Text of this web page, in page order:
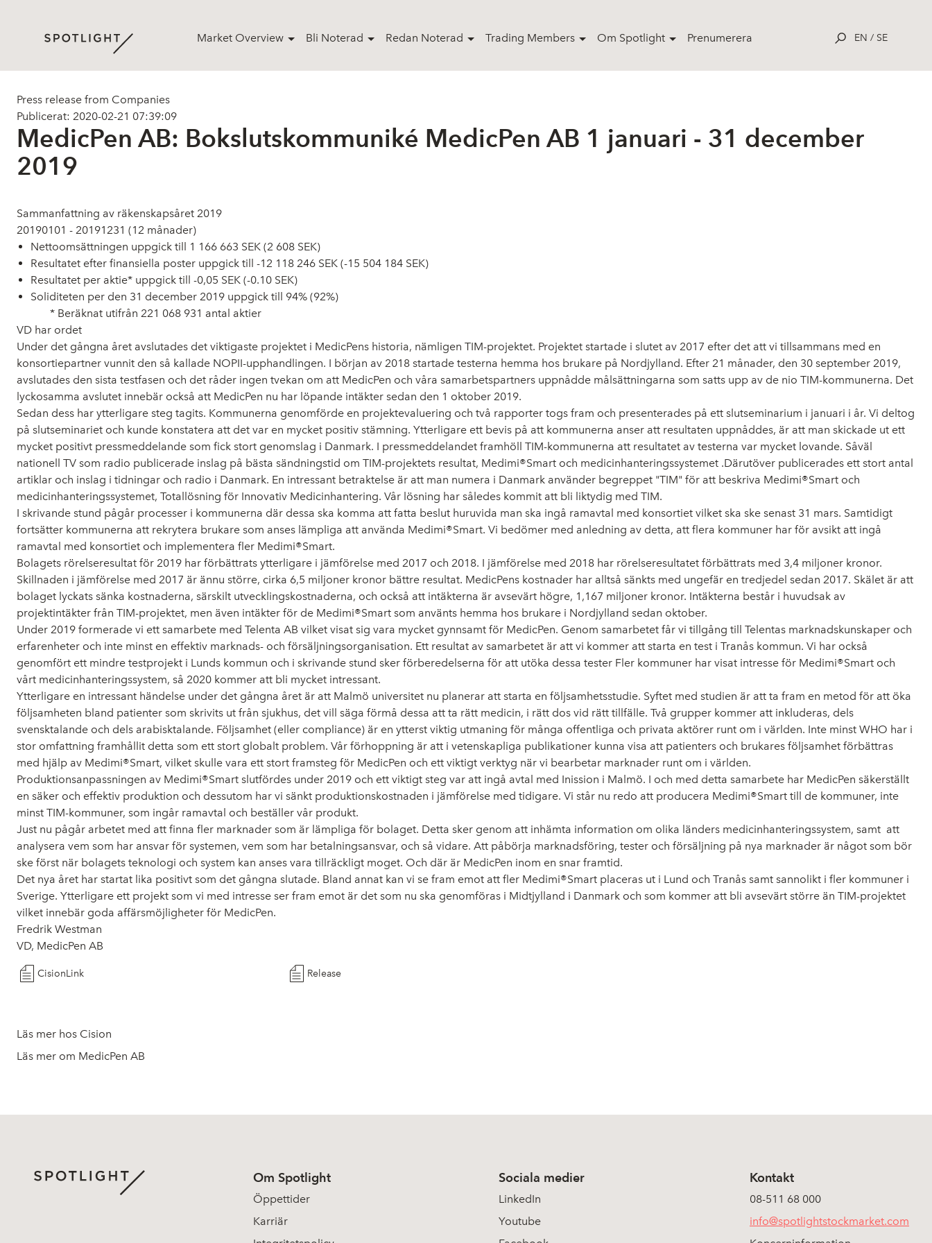
Market Overview Bli Noterad Redan Noterad Trading Members Om Spotlight Prenumerera EN / SE
Press release from Companies
Publicerat: 2020-02-21 07:39:09
MedicPen AB: Bokslutskommuniké MedicPen AB 1 januari - 31 december
2019
Sammanfattning av räkenskapsåret 2019
2019­01­01 - 2019­12­31 (12 månader)
Nettoomsättningen uppgick till 1 166 663 SEK (2 608 SEK)
Resultatet efter finansiella poster uppgick till -12 118 246 SEK (-15 504 184 SEK)
Resultatet per aktie* uppgick till -0,05 SEK (-0.10 SEK)
Soliditeten per den 31 december 2019 uppgick till 94% (92%)
* Beräknat utifrån 221 068 931 antal aktier
VD har ordet
Under det gångna året avslutades det viktigaste projektet i MedicPens historia, nämligen TIM-projektet. Projektet startade i slutet av 2017 efter det att vi tillsammans med en
konsortiepartner vunnit den så kallade NOPII-upphandlingen. I början av 2018 startade testerna hemma hos brukare på Nordjylland. Efter 21 månader, den 30 september 2019,
avslutades den sista testfasen och det råder ingen tvekan om att MedicPen och våra samarbetspartners uppnådde målsättningarna som satts upp av de nio TIM-kommunerna. Det
lyckosamma avslutet innebär också att MedicPen nu har löpande intäkter sedan den 1 oktober 2019.
Sedan dess har ytterligare steg tagits. Kommunerna genomförde en projektevaluering och två rapporter togs fram och presenterades på ett slutseminarium i januari i år. Vi deltog
på slutseminariet och kunde konstatera att det var en mycket positiv stämning. Ytterligare ett bevis på att kommunerna anser att resultaten uppnåddes, är att man skickade ut ett
mycket positivt pressmeddelande som fick stort genomslag i Danmark. I pressmeddelandet framhöll TIM-kommunerna att resultatet av testerna var mycket lovande. Såväl
nationell TV som radio publicerade inslag på bästa sändningstid om TIM-projektets resultat, Medimi®Smart och medicinhanteringssystemet .Därutöver publicerades ett stort antal
artiklar och inslag i tidningar och radio i Danmark. En intressant betraktelse är att man numera i Danmark använder begreppet "TIM" för att beskriva Medimi®Smart och
medicinhanteringssystemet, Totallösning för Innovativ Medicinhantering. Vår lösning har således kommit att bli liktydig med TIM.
I skrivande stund pågår processer i kommunerna där dessa ska komma att fatta beslut huruvida man ska ingå ramavtal med konsortiet vilket ska ske senast 31 mars. Samtidigt
fortsätter kommunerna att rekrytera brukare som anses lämpliga att använda Medimi®Smart. Vi bedömer med anledning av detta, att flera kommuner har för avsikt att ingå
ramavtal med konsortiet och implementera fler Medimi®Smart.
Bolagets rörelseresultat för 2019 har förbättrats ytterligare i jämförelse med 2017 och 2018. I jämförelse med 2018 har rörelseresultatet förbättrats med 3,4 miljoner kronor.
Skillnaden i jämförelse med 2017 är ännu större, cirka 6,5 miljoner kronor bättre resultat. MedicPens kostnader har alltså sänkts med ungefär en tredjedel sedan 2017. Skälet är att
bolaget lyckats sänka kostnaderna, särskilt utvecklingskostnaderna, och också att intäkterna är avsevärt högre, 1,167 miljoner kronor. Intäkterna består i huvudsak av
projektintäkter från TIM-projektet, men även intäkter för de Medimi®Smart som använts hemma hos brukare i Nordjylland sedan oktober.
Under 2019 formerade vi ett samarbete med Telenta AB vilket visat sig vara mycket gynnsamt för MedicPen. Genom samarbetet får vi tillgång till Telentas marknadskunskaper och
erfarenheter och inte minst en effektiv marknads- och försäljningsorganisation. Ett resultat av samarbetet är att vi kommer att starta en test i Tranås kommun. Vi har också
genomfört ett mindre testprojekt i Lunds kommun och i skrivande stund sker förberedelserna för att utöka dessa tester Fler kommuner har visat intresse för Medimi®Smart och
vårt medicinhanteringssystem, så 2020 kommer att bli mycket intressant.
Ytterligare en intressant händelse under det gångna året är att Malmö universitet nu planerar att starta en följsamhetsstudie. Syftet med studien är att ta fram en metod för att öka
följsamheten bland patienter som skrivits ut från sjukhus, det vill säga förmå dessa att ta rätt medicin, i rätt dos vid rätt tillfälle. Två grupper kommer att inkluderas, dels
svensktalande och dels arabisktalande. Följsamhet (eller compliance) är en ytterst viktig utmaning för många offentliga och privata aktörer runt om i världen. Inte minst WHO har i
stor omfattning framhållit detta som ett stort globalt problem. Vår förhoppning är att i vetenskapliga publikationer kunna visa att patienters och brukares följsamhet förbättras
med hjälp av Medimi®Smart, vilket skulle vara ett stort framsteg för MedicPen och ett viktigt verktyg när vi bearbetar marknader runt om i världen.
Produktionsanpassningen av Medimi®Smart slutfördes under 2019 och ett viktigt steg var att ingå avtal med Inission i Malmö. I och med detta samarbete har MedicPen säkerställt
en säker och effektiv produktion och dessutom har vi sänkt produktionskostnaden i jämförelse med tidigare. Vi står nu redo att producera Medimi®Smart till de kommuner, inte
minst TIM-kommuner, som ingår ramavtal och beställer vår produkt.
Just nu pågår arbetet med att finna fler marknader som är lämpliga för bolaget. Detta sker genom att inhämta information om olika länders medicinhanteringssystem, samt att
analysera vem som har ansvar för systemen, vem som har betalningsansvar, och så vidare. Att påbörja marknadsföring, tester och försäljning på nya marknader är något som bör
ske först när bolagets teknologi och system kan anses vara tillräckligt moget. Och där är MedicPen inom en snar framtid.
Det nya året har startat lika positivt som det gångna slutade. Bland annat kan vi se fram emot att fler Medimi®Smart placeras ut i Lund och Tranås samt sannolikt i fler kommuner i
Sverige. Ytterligare ett projekt som vi med intresse ser fram emot är det som nu ska genomföras i Midtjylland i Danmark och som kommer att bli avsevärt större än TIM-projektet
vilket innebär goda affärsmöjligheter för MedicPen.
Fredrik Westman
VD, MedicPen AB
CisionLink Release
Läs mer hos Cision
Läs mer om MedicPen AB
Om Spotlight
Öppettider
Karriär
Sociala medier
LinkedIn
Youtube
Kontakt
08-511 68 000
info@spotlightstockmarket.com